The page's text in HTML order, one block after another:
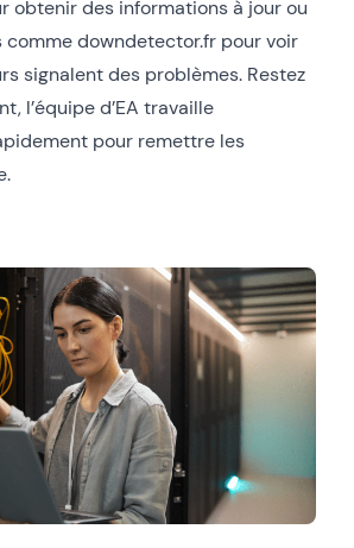
obtenir des informations à jour ou
comme downdetector.fr pour voir
signalent des problèmes. Restez
l’équipe d’EA travaille
pour remettre les